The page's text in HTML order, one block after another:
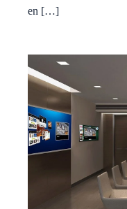
en […]